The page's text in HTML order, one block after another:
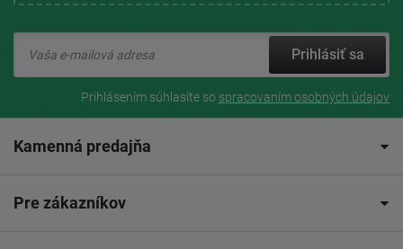
Prihlásiť sa
Prihlásením súhlasíte so spracovaním osobných údajov
Kamenná predajňa
Pre zákazníkov